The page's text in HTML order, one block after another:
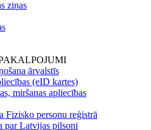
ziņas
ārvalstīs
(eID kartes)
miršanas apliecības
Fizisko personu reģistrā
par Latvijas pilsoni